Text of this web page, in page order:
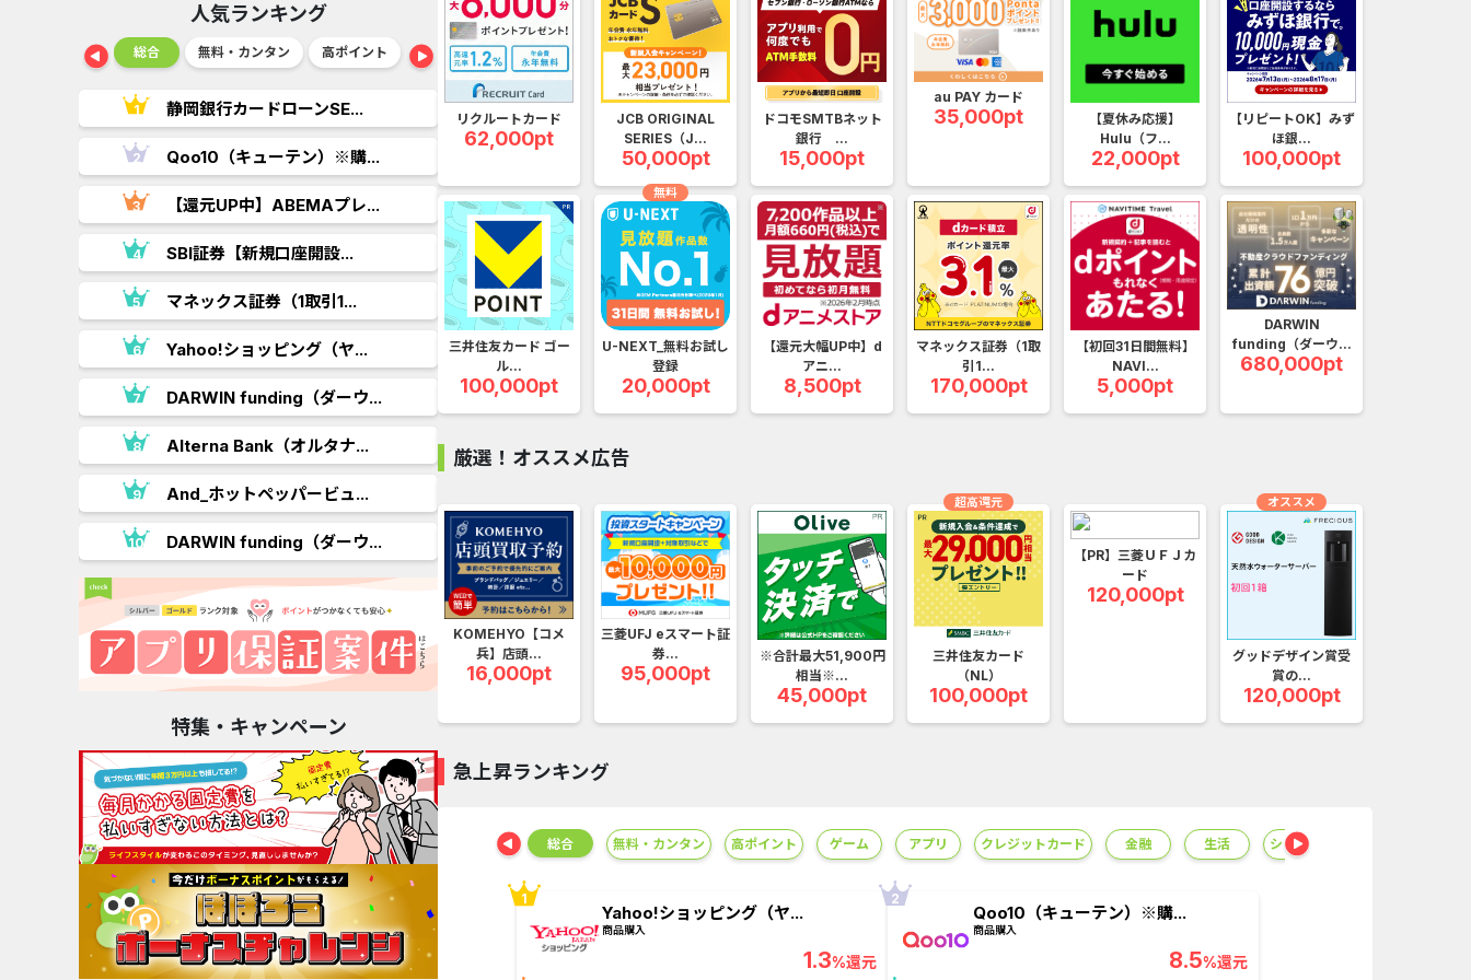
人気ランキング
ショッピング 総合 無料・カンタン 高ポイント ゲーム アプリ クレジットカード 金融 生活 ショッピング 総合 ゲーム アプリ
静岡銀行カードローンSE...
Qoo10（キューテン）※購...
【還元UP中】ABEMAプレ...
SBI証券【新規口座開設...
マネックス証券（1取引1...
Yahoo!ショッピング（ヤ...
DARWIN funding（ダーウ...
Alterna Bank（オルタナ...
And_ホットペッパービュ...
DARWIN funding（ダーウ...
Double Number Merging...
GFS無料特別講座
U-NEXT_無料お試し登録
DOOR賃貸
【Ipsos iSay】アンケー...
Nielsen（ニールセン）...
Nielsen（ニールセン）...
ホットペッパーグルメ［...
アンケート募集サイト、...
静岡銀行カードローンSE...
【還元UP中】ABEMAプレ...
SBI証券【新規口座開設...
マネックス証券（1取引1...
DARWIN funding（ダーウ...
Alterna Bank（オルタナ...
DARWIN funding（ダーウ...
ポケットリサーチ【男性...
楽天証券（口座開設のみ）
Double Number Merging...
iOS_スーパーラッキーカ...
iOS_エバーテイル_3日間...
Berry Factory Tycoon（...
iOS_パズル＆コンクエス...
And_パズル＆コンクエス...
And_スーパーラッキーカ...
And_エバーテイル_3日間...
特集・キャンペーン
リクルートカード
62,000pt
三井住友カード ゴー
ル...
100,000pt
JCB ORIGINAL
SERIES（J...
50,000pt
U-NEXT_無料お試し
登録
20,000pt
無料
ドコモSMTBネット
銀行 ...
15,000pt
【還元大幅UP中】d
アニ...
8,500pt
au PAY カード
35,000pt
マネックス証券（1取
引1...
170,000pt
【夏休み応援】
Hulu（フ...
22,000pt
【初回31日間無料】
NAVI...
5,000pt
【リピートOK】みず
ほ銀...
100,000pt
DARWIN
funding（ダーウ...
680,000pt
厳選！オススメ広告
KOMEHYO【コメ
兵】店頭...
16,000pt
三菱UFJ eスマート証
券...
95,000pt
※合計最大51,900円
相当※...
45,000pt
三井住友カード
（NL）
100,000pt
超高還元
【PR】三菱ＵＦＪカ
ード
120,000pt
グッドデザイン賞受
賞の...
120,000pt
オススメ
急上昇ランキング
ショッピング 総合 無料・カンタン 高ポイント ゲーム アプリ クレジットカード 金融 生活 ショッピング
Qoo10（キューテン）※購...
商品購入
8.5%還元
Yahoo!ショッピング（ヤ...
商品購入
1.3%還元
Qoo10（キューテン）※購...
商品購入
8.5%還元